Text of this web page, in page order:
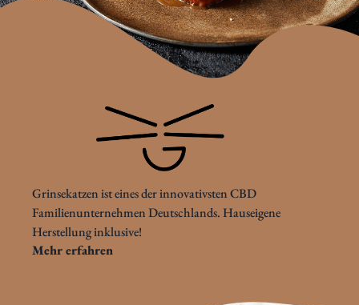
Grinsekatzen ist eines der innovativsten CBD
Familienunternehmen Deutschlands. Hauseigene
Herstellung inklusive!
Mehr erfahren